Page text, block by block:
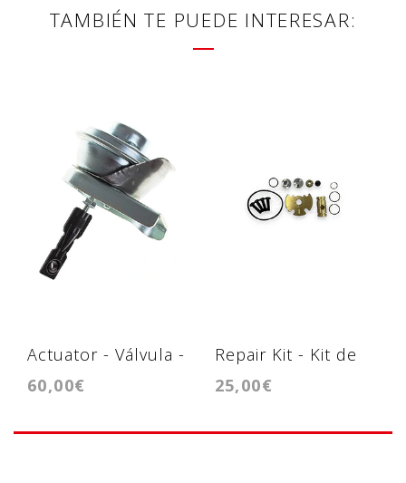
TAMBIÉN TE PUEDE INTERESAR:
Actuator - Válvula -
GT1749V
60,00€
Repair Kit - Kit de
reparação para a
25,00€